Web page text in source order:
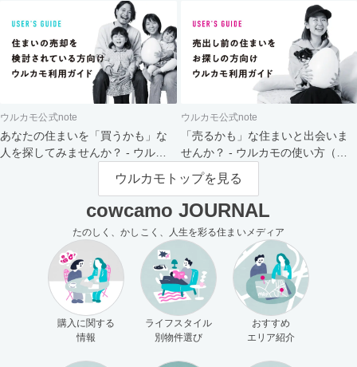
ウルカモ公式note
あなたの住まいを「買うかも」な
人を探してみませんか？ - ウルカ
ウルカモ公式note
「売るかも」な住まいと出会いま
せんか？ - ウルカモの使い方（買
主さま向け）
ウルカモトップを見る
cowcamo JOURNAL
たのしく、かしこく、人生を彩る住まいメディア
購入に関する
情報
ライフスタイル
別物件選び
おすすめ
エリア紹介